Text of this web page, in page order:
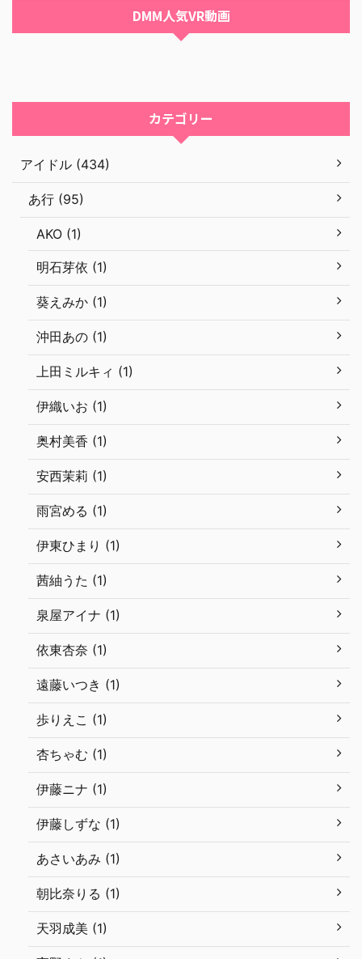
DMM人気VR動画
カテゴリー
アイドル (434)
あ行 (95)
AKO (1)
明石芽依 (1)
葵えみか (1)
沖田あの (1)
上田ミルキィ (1)
伊織いお (1)
奥村美香 (1)
安西茉莉 (1)
雨宮める (1)
伊東ひまり (1)
茜紬うた (1)
泉屋アイナ (1)
依東杏奈 (1)
遠藤いつき (1)
歩りえこ (1)
杏ちゃむ (1)
伊藤ニナ (1)
伊藤しずな (1)
あさいあみ (1)
朝比奈りる (1)
天羽成美 (1)